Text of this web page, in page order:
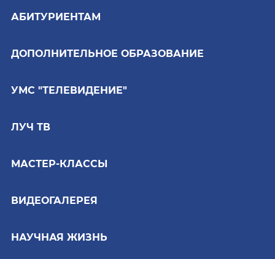
АБИТУРИЕНТАМ
ДОПОЛНИТЕЛЬНОЕ ОБРАЗОВАНИЕ
УМС "ТЕЛЕВИДЕНИЕ"
ЛУЧ ТВ
МАСТЕР-КЛАССЫ
ВИДЕОГАЛЕРЕЯ
НАУЧНАЯ ЖИЗНЬ